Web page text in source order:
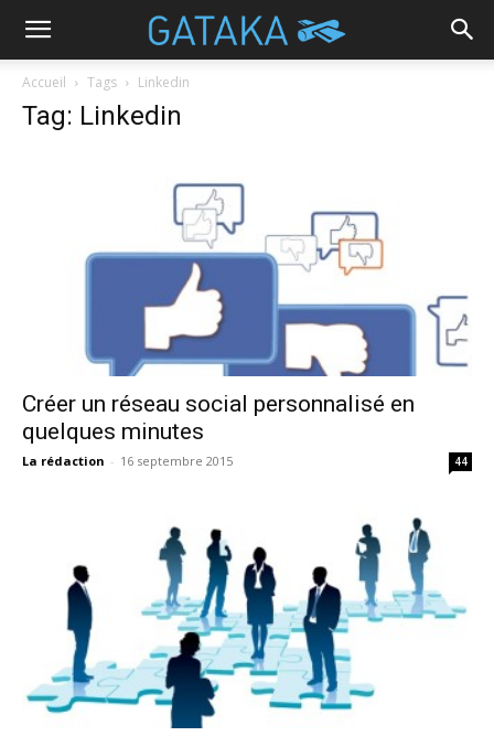
Accueil Tags Linkedin
Tag: Linkedin
Créer un réseau social personnalisé en
quelques minutes
La rédaction - 16 septembre 2015 44